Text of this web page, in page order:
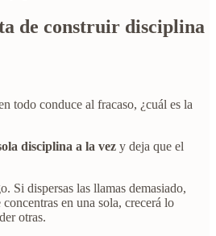
de construir disciplina
todo conduce al fracaso, ¿cuál es la
disciplina a la vez y deja que el
Si dispersas las llamas demasiado,
en una sola, crecerá lo
otras.